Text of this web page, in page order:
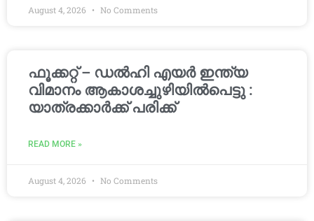
August 4, 2026 No Comments
ഫൂക്കറ്റ് – ഡൽഹി എയര്‍ ഇന്ത്യ
വിമാനം ആകാശച്ചുഴിയില്‍പെട്ടു :
യാത്രക്കാര്‍ക്ക് പരിക്ക്
READ MORE »
August 4, 2026 No Comments